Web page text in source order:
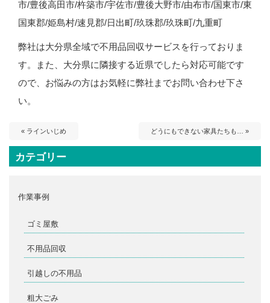
市/豊後高田市/杵築市/宇佐市/豊後大野市/由布市/国東市/東
国東郡/姫島村/速見郡/日出町/玖珠郡/玖珠町/九重町
弊社は大分県全域で不用品回収サービスを行っておりま
す。また、大分県に隣接する近県でしたら対応可能です
ので、お悩みの方はお気軽に弊社までお問い合わせ下さ
い。
« ラインいじめ どうにもできない家具たちも… »
カテゴリー
作業事例
ゴミ屋敷
不用品回収
引越しの不用品
粗大ごみ